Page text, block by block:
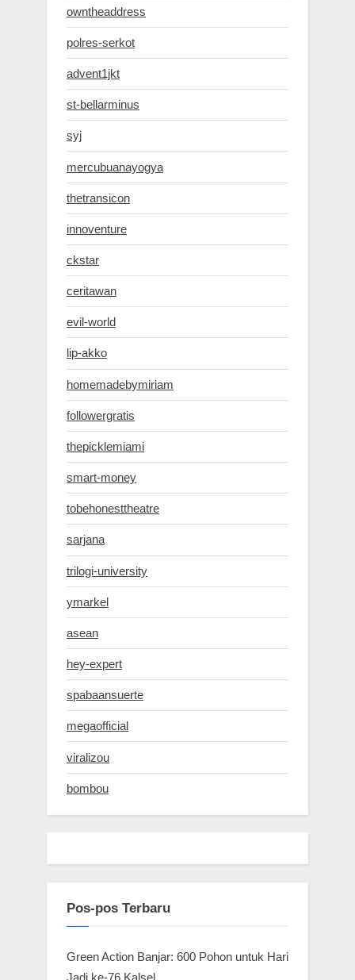
owntheaddress
polres-serkot
advent1jkt
st-bellarminus
syj
mercubuanayogya
thetransicon
innoventure
ckstar
ceritawan
evil-world
lip-akko
homemadebymiriam
followergratis
thepicklemiami
smart-money
tobehonesttheatre
sarjana
trilogi-university
ymarkel
asean
hey-expert
spabaansuerte
megaofficial
viralizou
bombou
Pos-pos Terbaru
Green Action Banjar: 600 Pohon untuk Hari
Jadi ke-76 Kalsel